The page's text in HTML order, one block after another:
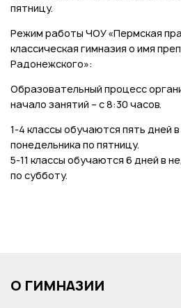
пятницу.
Режим работы ЧОУ «Пермская
классическая гимназия о имя
Радонежского»:
Образовательный процесс
начало занятий – с 8:30 часов.
1-4 классы обучаются пять дней
понедельника по пятницу.
5-11 классы обучаются 6 дней в
по субботу.
О ГИМНАЗИИ